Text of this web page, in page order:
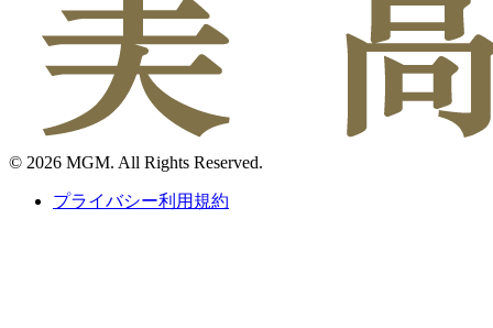
© 2026 MGM. All Rights Reserved.
プライバシー利用規約